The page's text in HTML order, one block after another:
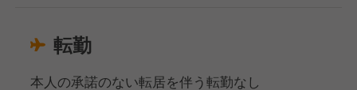
転勤
本人の承諾のない転居を伴う転勤なし